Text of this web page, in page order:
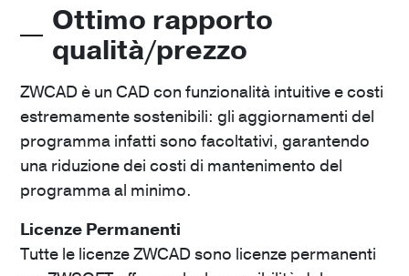
Ottimo rapporto
qualità/prezzo
ZWCAD è un CAD con funzionalità intuitive e costi
estremamente sostenibili: gli aggiornamenti del
programma infatti sono facoltativi, garantendo
una riduzione dei costi di mantenimento del
programma al minimo.
Licenze Permanenti
Tutte le licenze ZWCAD sono licenze permanenti